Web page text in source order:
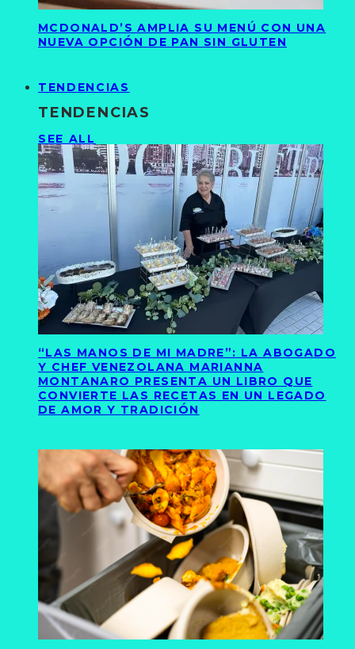
MCDONALD’S AMPLIA SU MENÚ CON UNA
NUEVA OPCIÓN DE PAN SIN GLUTEN
TENDENCIAS
TENDENCIAS
SEE ALL
“LAS MANOS DE MI MADRE”: LA ABOGADO
Y CHEF VENEZOLANA MARIANNA
MONTANARO PRESENTA UN LIBRO QUE
CONVIERTE LAS RECETAS EN UN LEGADO
DE AMOR Y TRADICIÓN